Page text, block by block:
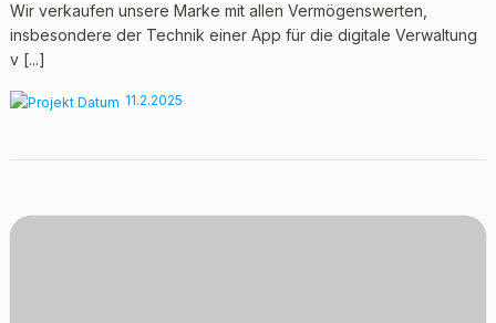
Wir verkaufen unsere Marke mit allen Vermögenswerten,
insbesondere der Technik einer App für die digitale Verwaltung
v [...]
11.2.2025